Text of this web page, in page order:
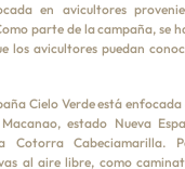
en avicultores
parte de la campaña, se
los avicultores puedan
Cielo Verde está
estado Nueva
Cotorra Cabeciamarilla.
al aire libre, como